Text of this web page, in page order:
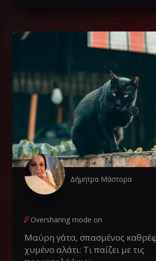
Δήμητρα Μάστορα
Oversharing mode on
Μαύρη γάτα, σπασμένος
χυμένο αλάτι: Τι παίζει με τις